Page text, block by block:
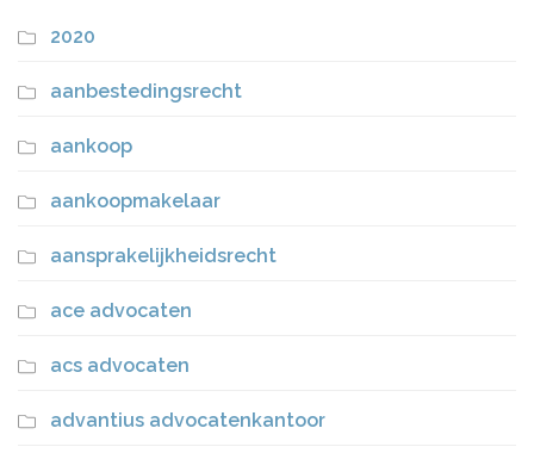
2020
aanbestedingsrecht
aankoop
aankoopmakelaar
aansprakelijkheidsrecht
ace advocaten
acs advocaten
advantius advocatenkantoor